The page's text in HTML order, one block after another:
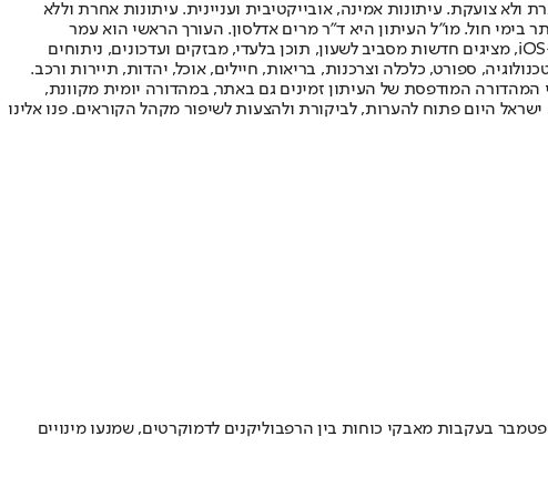
ולא צועקת. עיתונות אמינה, אובייקטיבית ועניינית. עיתונות אחרת וללא
בעל שיעור החשיפה הגבוה ביותר בימי חול. מו"ל העיתון היא ד"ר מרים אדלסון. העורך הראשי הוא עמר
לחמנוביץ, והעורך המייסד הוא עמוס רגב. אתרי האינטרנט של "ישראל היום" בעברית ובאנגלית, כמו כן היישומונים (אפליקציות) לאנדרואיד ול-iOS, מציגים חדשות מסביב לשעון, תוכן בלעדי, מבזקים ועדכונים, ניתוחים
ספורט, כלכלה וצרכנות, בריאות, חיילים, אוכל, יהדות, תיירות ורכב.
המהדורה המודפסת של העיתון זמינים גם באתר, במהדורה יומית מקוונת,
היום פתוח להערות, לביקורת ולהצעות לשיפור מקהל הקוראים. פנו אלינו
מאז ספטמבר בעקבות מאבקי כוחות בין הרפבוליקנים לדמוקרטים, שמנעו מינויים